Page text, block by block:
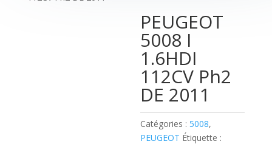
PEUGEOT
5008 I
1.6HDI
112CV Ph2
DE 2011
Catégories :5008,
PEUGEOT Étiquette :